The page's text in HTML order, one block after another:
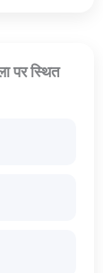
पर स्थित